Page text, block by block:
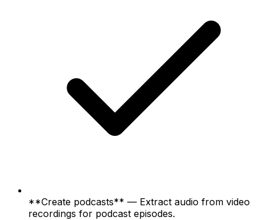
**Create podcasts** — Extract audio from video
recordings for podcast episodes.